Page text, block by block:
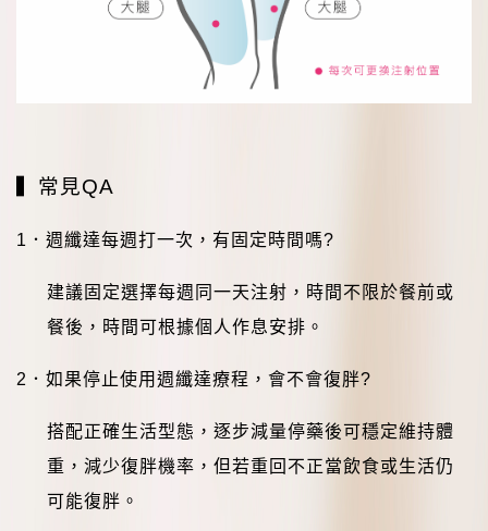
常見QA
1 ． 週纖達每週打一次，有固定時間嗎?
建議固定選擇每週同一天注射，時間不限於餐前或
餐後，時間可根據個人作息安排。
2 ．如果停止使用週纖達療程，會不會復胖?
搭配正確生活型態，逐步減量停藥後可穩定維持體
重，減少復胖機率，但若重回不正當飲食或生活仍
可能復胖。